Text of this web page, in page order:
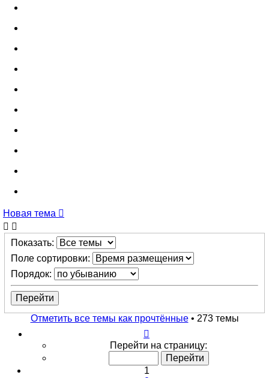
Новая тема
Показать:
Поле сортировки:
Порядок:
Отметить все темы как прочтённые• 273 темы
1
из
11
Перейти на страницу:
1